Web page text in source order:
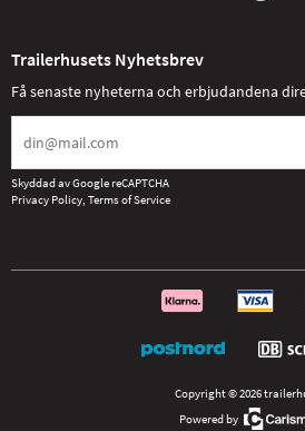
Trailerhusets Nyhetsbrev
Få senaste nyheterna och erbjudandena
Skyddad av Google reCAPTCHA
Privacy Policy, Terms of Service
Copyright © 2026
Powered by